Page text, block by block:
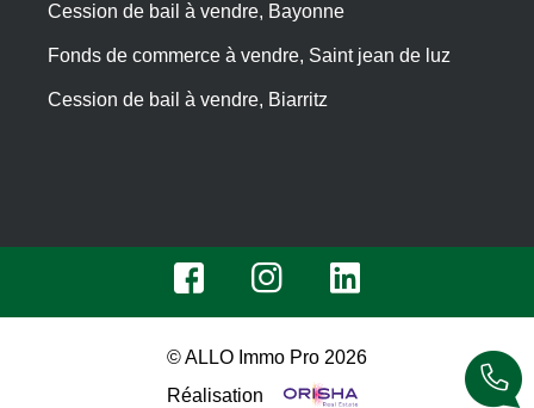
Cession de bail à vendre, Bayonne
Fonds de commerce à vendre, Saint jean de luz
Cession de bail à vendre, Biarritz
© ALLO Immo Pro 2026
Réalisation